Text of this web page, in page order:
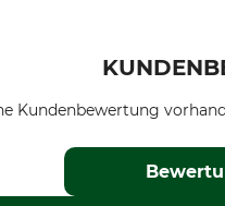
Kundenbewertung